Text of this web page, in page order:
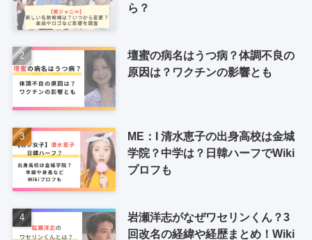
ら？
壇蜜の病名はうつ病？体調不良の
原因は？ワクチンの影響とも
ME：I 清水恵子の出身高校は金城
学院？中学は？日韓ハーフでWiki
プロフも
岩瀬洋志がなぜワセリンくん？3
回改名の経緯や経歴まとめ！Wiki